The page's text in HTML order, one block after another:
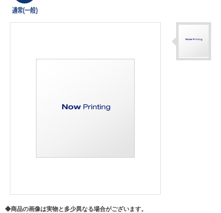
◆商品の画像は実物と多少異なる場合がございます。